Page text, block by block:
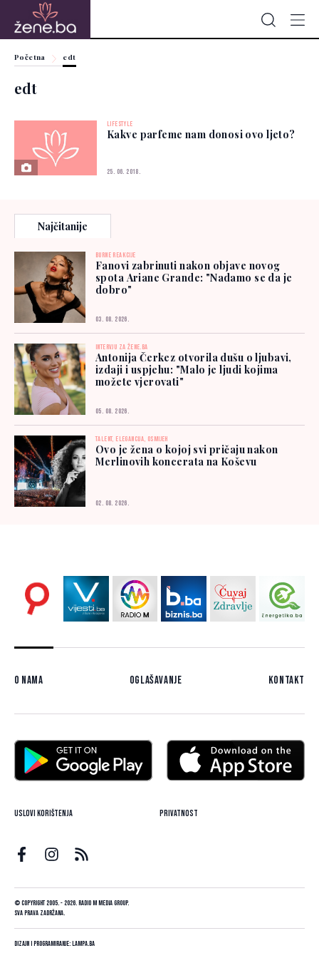
Početna edt
edt
LIFESTYLE
Kakve parfeme nam donosi ovo ljeto?
25. 06. 2018.
Najčitanije
BURNE REAKCIJE
Fanovi zabrinuti nakon objave novog
spota Ariane Grande: "Nadamo se da je
dobro"
03. 08. 2026.
INTERVJU ZA ŽENE.BA
Antonija Čerkez otvorila dušu o ljubavi,
izdaji i uspjehu: "Malo je ljudi kojima
možete vjerovati"
05. 08. 2026.
TALENT, ELEGANCIJA, OSMIJEH
Ovo je žena o kojoj svi pričaju nakon
Merlinovih koncerata na Koševu
02. 08. 2026.
O nama Oglašavanje Kontakt
Uslovi korištenja Privatnost
© Copyright 2005. - 2026. Radio M Media Group.
Sva prava zadržana.
Dizajn i programiranje:Lampa.ba